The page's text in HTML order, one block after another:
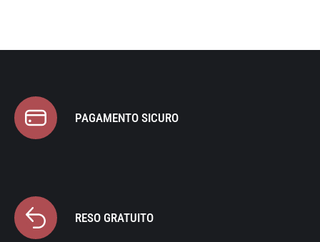
PAGAMENTO SICURO
RESO GRATUITO